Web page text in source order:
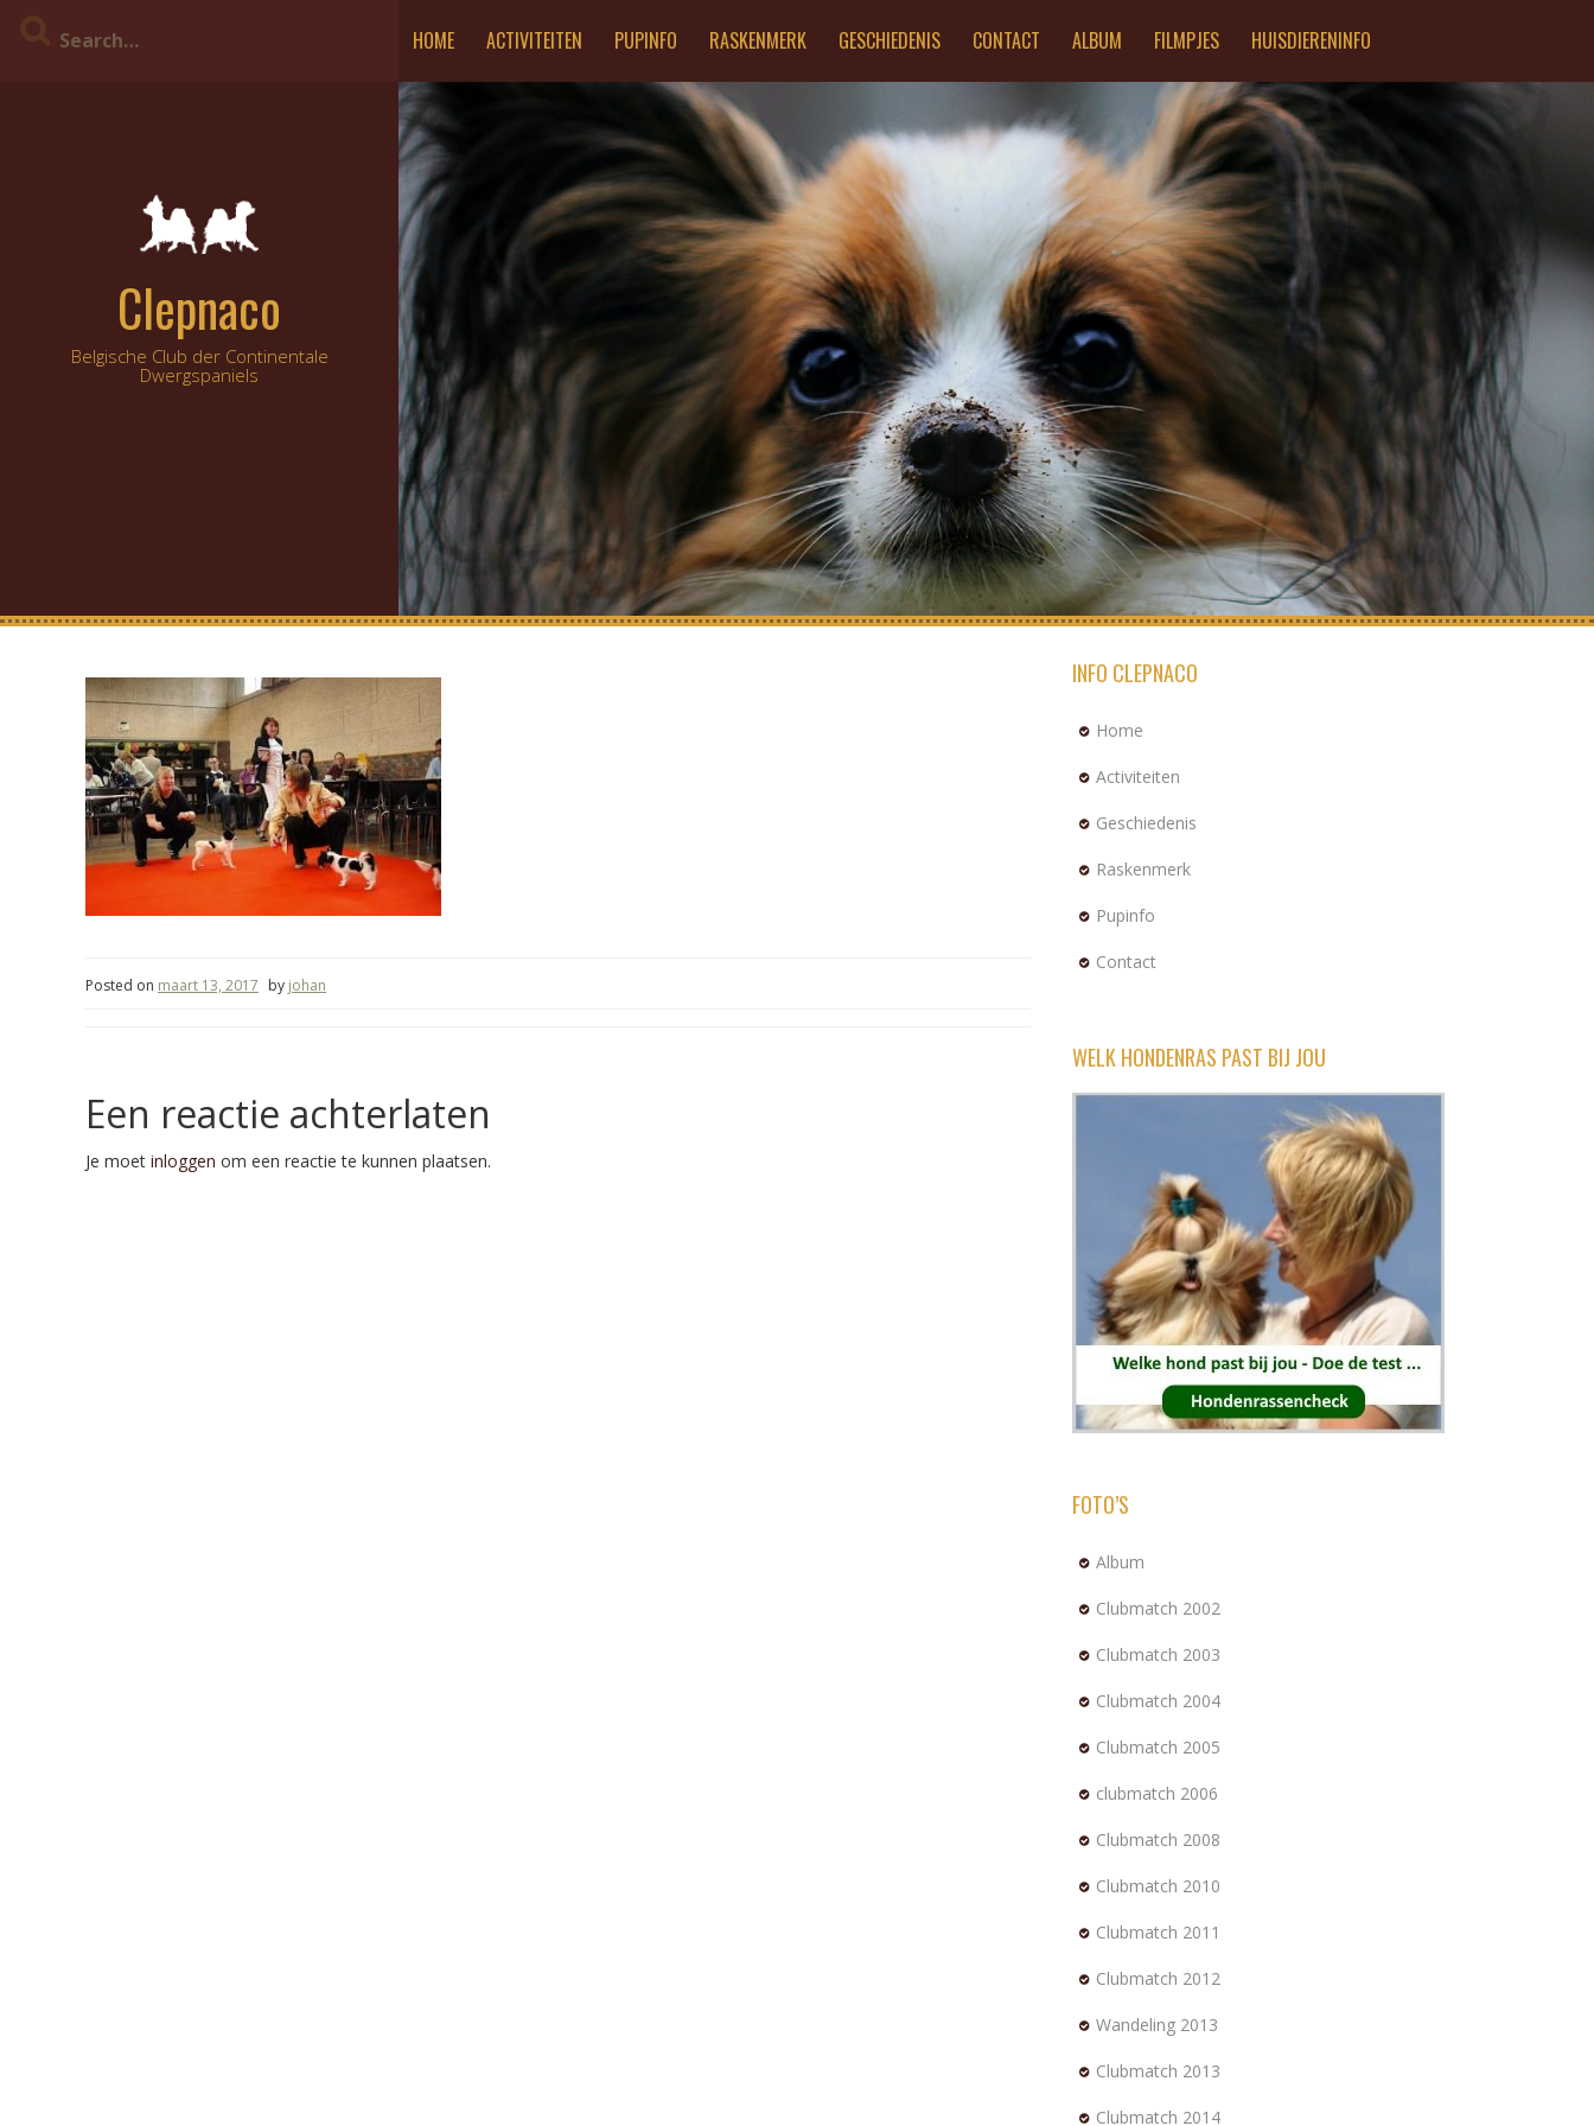
HOME ACTIVITEITEN PUPINFO RASKENMERK GESCHIEDENIS CONTACT ALBUM FILMPJES HUISDIERENINFO
Clepnaco
Belgische Club der Continentale
Dwergspaniels
Posted on maart 13, 2017 by johan
Een reactie achterlaten
Je moet inloggen om een reactie te kunnen plaatsen.
INFO CLEPNACO
Home
Activiteiten
Geschiedenis
Raskenmerk
Pupinfo
Contact
WELK HONDENRAS PAST BIJ JOU
FOTO’S
Album
Clubmatch 2002
Clubmatch 2003
Clubmatch 2004
Clubmatch 2005
clubmatch 2006
Clubmatch 2008
Clubmatch 2010
Clubmatch 2011
Clubmatch 2012
Wandeling 2013
Clubmatch 2013
Clubmatch 2014